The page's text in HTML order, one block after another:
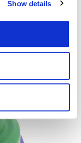
Show details